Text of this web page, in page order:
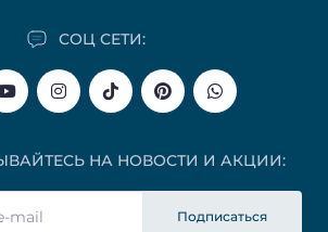
СОЦ СЕТИ:
НА НОВОСТИ И АКЦИИ:
Подписаться